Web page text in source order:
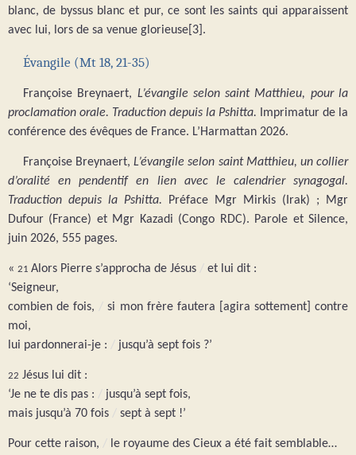
blanc, de byssus blanc et pur, ce sont les saints qui apparaissent
avec lui, lors de sa venue glorieuse[3].
Évangile (Mt 18, 21-35)
Françoise Breynaert, L’évangile selon saint Matthieu, pour la
proclamation orale. Traduction depuis la Pshitta. Imprimatur de la
conférence des évêques de France. L’Harmattan 2026.
Françoise Breynaert, L’évangile selon saint Matthieu, un collier
d’oralité en pendentif en lien avec le calendrier synagogal.
Traduction depuis la Pshitta. Préface Mgr Mirkis (Irak) ; Mgr
Dufour (France) et Mgr Kazadi (Congo RDC). Parole et Silence,
juin 2026, 555 pages.
« 21 Alors Pierre s’approcha de Jésus
et lui dit :
‘Seigneur,
combien de fois,
si mon frère fautera [agira sottement] contre
moi,
lui pardonnerai-je :
jusqu’à sept fois ?’
22 Jésus lui dit :
‘Je ne te dis pas :
jusqu’à sept fois,
mais jusqu’à 70 fois
sept à sept !’
Pour cette raison,
le royaume des Cieux a été fait semblable…